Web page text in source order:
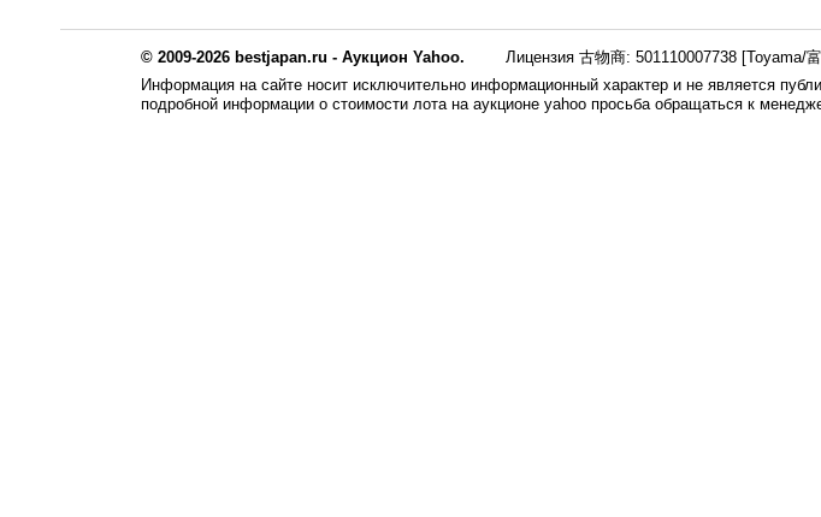
© 2009-2026 bestjapan.ru - Аукцион Yahoo.
Лицензия 古物商: 501110007738 [Toyama/
Информация на сайте носит исключительно информационный характер и не является
подробной информации о стоимости лота на аукционе yahoo просьба обращаться к